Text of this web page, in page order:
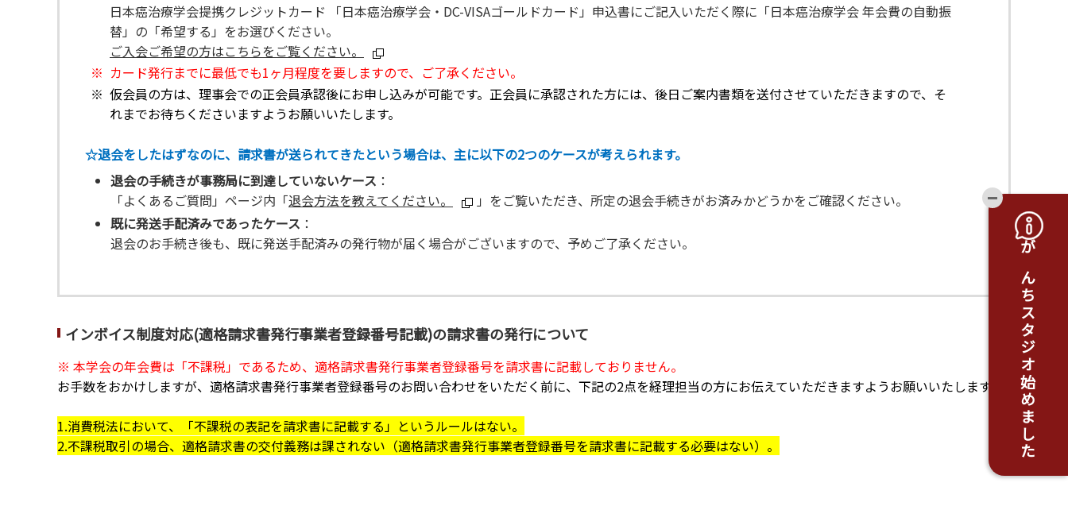
日本癌治療学会提携クレジットカード 「日本癌治療学会・DC-VISAゴールドカード」申込書にご記入いただく際に「日本癌治療学会 年会費の自動振
替」の「希望する」をお選びください。
ご入会ご希望の方はこちらをご覧ください。
※ カード発行までに最低でも1ヶ月程度を要しますので、ご了承ください。
※ 仮会員の方は、理事会での正会員承認後にお申し込みが可能です。正会員に承認された方には、後日ご案内書類を送付させていただきますので、そ
れまでお待ちくださいますようお願いいたします。
☆退会をしたはずなのに、請求書が送られてきたという場合は、主に以下の2つのケースが考えられます。
退会の手続きが事務局に到達していないケース ：
「よくあるご質問」ページ内「退会方法を教えてください。
」をご覧いただき、所定の退会手続きがお済みかどうかをご確認ください。
既に発送手配済みであったケース ：
退会のお手続き後も、既に発送手配済みの発行物が届く場合がございますので、予めご了承ください。
インボイス制度対応(適格請求書発行事業者登録番号記載)の請求書の発行について
※ 本学会の年会費は「不課税」であるため、適格請求書発行事業者登録番号を請求書に記載しておりません。
お手数をおかけしますが、適格請求書発行事業者登録番号のお問い合わせをいただく前に、下記の2点を経理担当の方にお伝えていただきますようお願いいたします。
1.消費税法において、「不課税の表記を請求書に記載する」というルールはない。
2.不課税取引の場合、適格請求書の交付義務は課されない（適格請求書発行事業者登録番号を請求書に記載する必要はない）。
開閉ボタン
がんちスタジオ始めました